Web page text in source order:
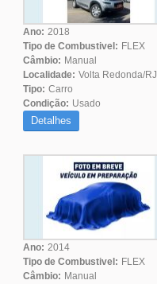
Ano: 2018
Tipo de Combustivel: FLEX
Câmbio: Manual
Localidade: Volta Redonda/RJ
Tipo: Carro
Condição: Usado
Detalhes
Ano: 2014
Tipo de Combustivel: FLEX
Câmbio: Manual